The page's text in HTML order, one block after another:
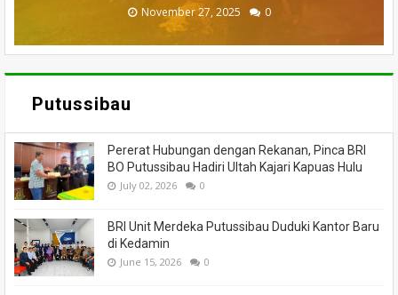
July 05, 2026 0
November 27, 2025 0
March 26, 2025 0
March 13, 2025 0
February 18, 2025 0
Putussibau
Pererat Hubungan dengan Rekanan, Pinca BRI
BO Putussibau Hadiri Ultah Kajari Kapuas Hulu
July 02, 2026 0
BRI Unit Merdeka Putussibau Duduki Kantor Baru
di Kedamin
June 15, 2026 0